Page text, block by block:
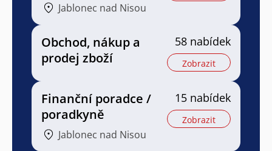
Jablonec nad Nisou
Obchod, nákup a
prodej zboží
58 nabídek
Zobrazit
Finanční poradce /
poradkyně
Jablonec nad Nisou
15 nabídek
Zobrazit